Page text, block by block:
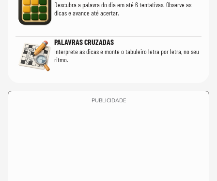
Descubra a palavra do dia em até 6 tentativas. Observe as
dicas e avance até acertar.
PALAVRAS CRUZADAS
Interprete as dicas e monte o tabuleiro letra por letra, no seu
ritmo.
PUBLICIDADE